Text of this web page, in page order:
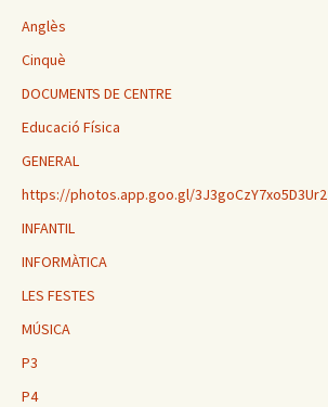
Anglès
Cinquè
DOCUMENTS DE CENTRE
Educació Física
GENERAL
https://photos.app.goo.gl/3J3goCzY7xo5D3Ur2
INFANTIL
INFORMÀTICA
LES FESTES
MÚSICA
P3
P4